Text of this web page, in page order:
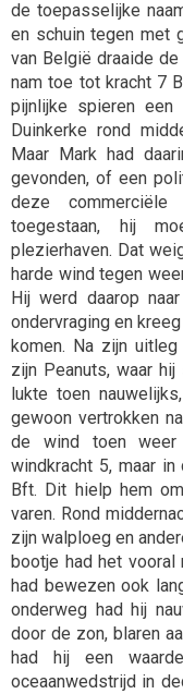
de toepasselijke
en schuin tegen met
van België draaide
nam toe tot kracht 7
pijnlijke spieren een
Duinkerke rond
Maar Mark had
gevonden, of een
deze commerciële
toegestaan, hij
plezierhaven. Dat
harde wind tegen
Hij werd daarop
ondervraging en
komen. Na zijn
zijn Peanuts, waar
lukte toen
gewoon vertrokken
de wind toen weer
windkracht 5, maar
Bft. Dit hielp hem
varen. Rond
zijn walploeg en
bootje had het
had bewezen ook
onderweg had hij
door de zon, blaren
had hij een
oceaanwedstrijd in